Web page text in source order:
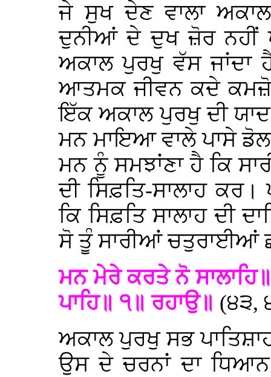
ਜੇ ਸੁਖ ਦੇਣ ਵਾਲਾ
ਦੁਨੀਆਂ ਦੇ ਦੁਖ ਜ਼ੋਰ ਨਹੀਂ
ਅਕਾਲ ਪੁਰਖੁ ਵੱਸ ਜਾਂਦਾ
ਆਤਮਕ ਜੀਵਨ ਕਦੇ
ਇੱਕ ਅਕਾਲ ਪੁਰਖੁ ਦੀ ਯਾਦ
ਮਨ ਮਾਇਆ ਵਾਲੇ ਪਾਸੇ
ਮਨ ਨੂੰ ਸਮਝਾਂਣਾ ਹੈ ਕਿ
ਦੀ ਸਿਫ਼ਤਿ-ਸਾਲਾਹ
ਕਿ ਸਿਫ਼ਤਿ ਸਾਲਾਹ ਦੀ
ਸੋ ਤੂੰ ਸਾਰੀਆਂ ਚਤੁਰਾਈਆਂ
ਮਨ ਮੇਰੇ ਕਰਤੇ ਨੋ
ਪਾਹਿ॥ ੧॥ ਰਹਾਉ॥ (੪੩,
ਅਕਾਲ ਪੁਰਖੁ ਸਭ
ਉਸ ਦੇ ਚਰਨਾਂ ਦਾ ਧਿਆਨ